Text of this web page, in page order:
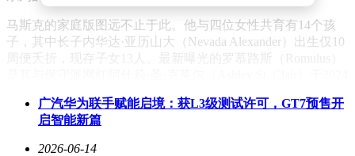
马斯克的家庭版图远不止于此。他与四位女性共育有14个孩
子，其中长子内华达·亚历山大（Nevada Alexander）出生仅10
周便夭折，现存子女13人。最新曝光的罗慕路斯（Romulus）
然而，克莱尔曾透露马斯克对这个孩子关注度较低，引发外界
对其家庭关系复杂性的猜测。从科技狂人到多孩父亲，马斯克
的公众形象始终交织着理想主义与人性争议，而他的私人生活
广汽华为联手赋能启境：获L3级测试许可，GT7预售开
启智能新篇
2026-06-14